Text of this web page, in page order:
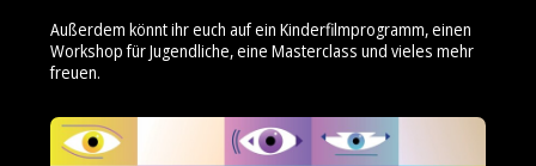
Außerdem könnt ihr euch auf ein Kinderfilmprogramm, einen
Workshop für Jugendliche, eine Masterclass und vieles mehr
freuen.